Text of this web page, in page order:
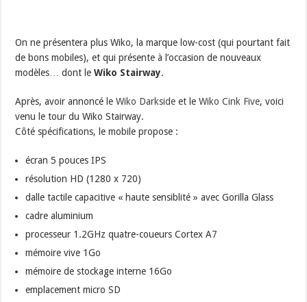
On ne présentera plus Wiko, la marque low-cost (qui pourtant fait
de bons mobiles), et qui présente à l’occasion de nouveaux
modèles… dont leWiko Stairway.
Après, avoir annoncé leWiko Darkside et leWiko Cink Five, voici
venu le tour du Wiko Stairway.
Côté spécifications, le mobile propose :
écran 5 pouces IPS
résolution HD (1280 x 720)
dalle tactile capacitive « haute sensiblité » avec Gorilla Glass
cadre aluminium
processeur 1.2GHz quatre-coueurs Cortex A7
mémoire vive 1Go
mémoire de stockage interne 16Go
emplacement micro SD